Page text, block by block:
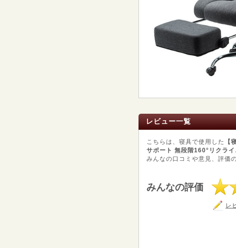
レビュー一覧
こちらは、寝具で使用した
【
サポート 無段階160°リクラ
みんなの口コミや意見、評価
みんなの評価
レ